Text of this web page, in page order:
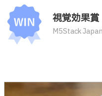
視覚効果賞
M5Stack